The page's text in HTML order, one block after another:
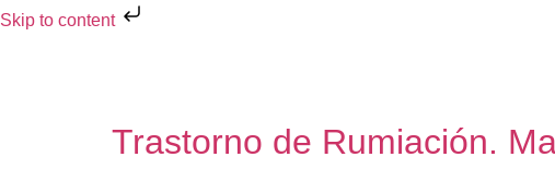
Skip to content
Trastorno de Rumiación.